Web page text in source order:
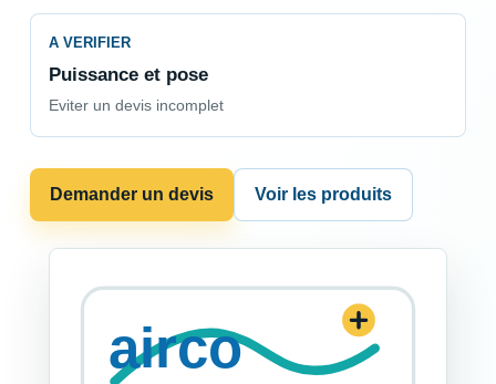
A VERIFIER
Puissance et pose
Eviter un devis incomplet
Demander un devis Voir les produits